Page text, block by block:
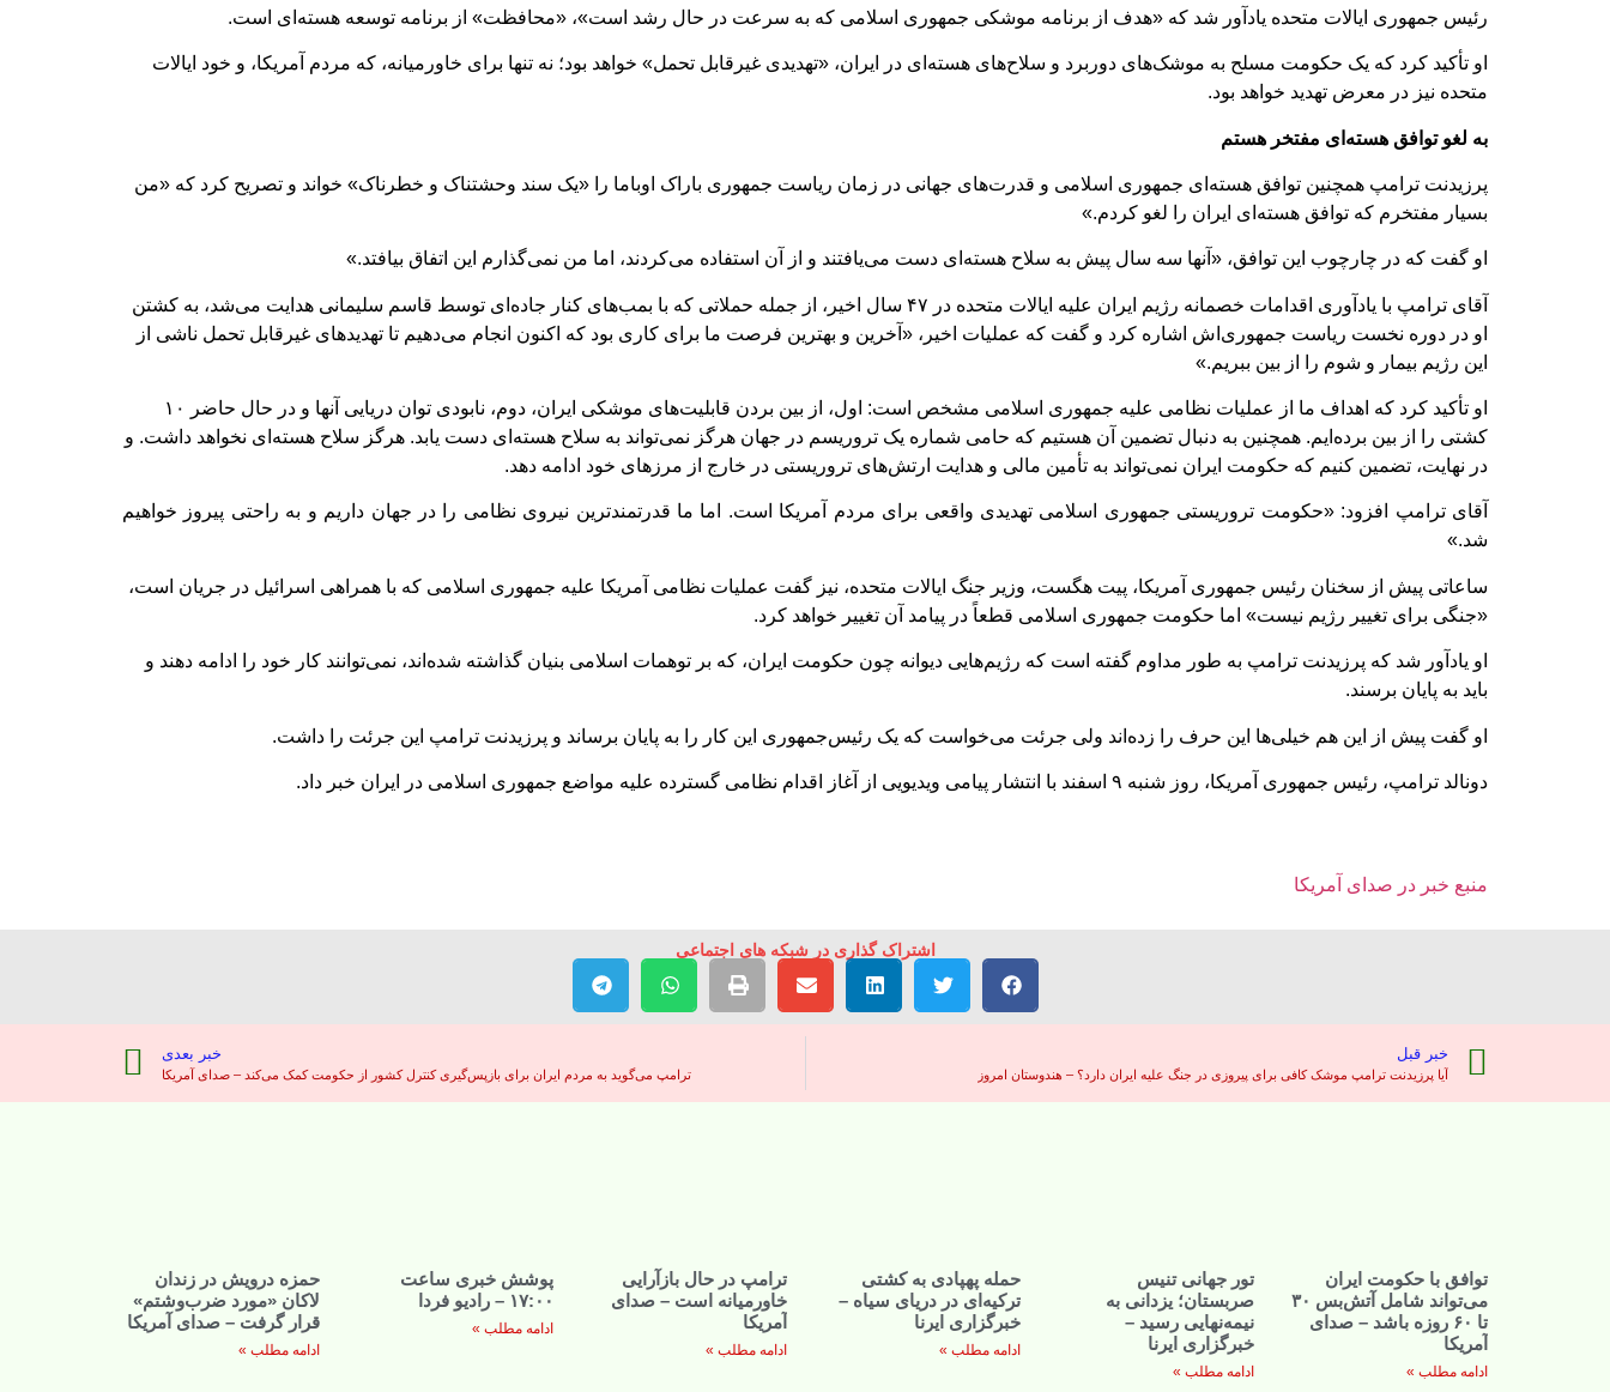
رئیس‌ جمهوری ایالات متحده یادآور شد که «هدف از برنامه موشکی جمهوری اسلامی که به سرعت در حال رشد است»، «محافظت» از برنامه توسعه هسته‌ای است.
او تأکید کرد که یک حکومت مسلح به موشک‌های دوربرد و سلاح‌های هسته‌ای در ایران، «تهدیدی غیرقابل تحمل» خواهد بود؛ نه تنها برای خاورمیانه، که مردم آمریکا، و خود ایالات
متحده نیز در معرض تهدید خواهد بود.
به لغو توافق هسته‌ای مفتخر هستم
پرزیدنت ترامپ همچنین توافق هسته‌ای جمهوری اسلامی و قدرت‌های جهانی در زمان ریاست جمهوری باراک اوباما را «یک سند وحشتناک و خطرناک» خواند و تصریح کرد که «من
بسیار مفتخرم که توافق هسته‌ای ایران را لغو کردم.»
او گفت که در چارچوب این توافق، «آنها سه سال پیش به سلاح هسته‌ای دست می‌یافتند و از آن استفاده می‌کردند، اما من نمی‌گذارم این اتفاق بیافتد.»
آقای ترامپ با یادآوری اقدامات خصمانه رژیم ایران علیه ایالات متحده در ۴۷ سال اخیر، از جمله حملاتی که با بمب‌های کنار جاده‌ای توسط قاسم سلیمانی هدایت می‌شد، به کشتن
او در دوره نخست ریاست جمهوری‌اش اشاره کرد و گفت که عملیات اخیر، «آخرین و بهترین فرصت ما برای کاری بود که اکنون انجام می‌دهیم تا تهدیدهای غیرقابل تحمل ناشی از
این رژیم بیمار و شوم را از بین ببریم.»
او تأکید کرد که اهداف ما از عملیات نظامی علیه جمهوری اسلامی مشخص است: اول، از بین بردن قابلیت‌های موشکی ایران، دوم، نابودی توان دریایی آنها و در حال حاضر ۱۰
کشتی را از بین برده‌ایم. همچنین به دنبال تضمین آن هستیم که حامی شماره یک تروریسم در جهان هرگز نمی‌تواند به سلاح هسته‌ای دست یابد. هرگز سلاح هسته‌ای نخواهد داشت. و
در نهایت، تضمین کنیم که حکومت ایران نمی‌تواند به تأمین مالی و هدایت ارتش‌های تروریستی در خارج از مرزهای خود ادامه دهد.
آقای ترامپ افزود: «حکومت تروریستی جمهوری اسلامی تهدیدی واقعی برای مردم آمریکا است. اما ما قدرتمندترین نیروی نظامی را در جهان داریم و به راحتی پیروز خواهیم
شد.»
ساعاتی پیش از سخنان رئیس جمهوری آمریکا، پیت هگست، وزیر جنگ ایالات متحده، نیز گفت عملیات نظامی آمریکا علیه جمهوری اسلامی که با همراهی اسرائیل در جریان است،
«جنگی برای تغییر رژیم نیست» اما حکومت جمهوری اسلامی قطعاً در پیامد آن تغییر خواهد کرد.
او یادآور شد که پرزیدنت ترامپ به طور مداوم گفته است که رژیم‌هایی دیوانه چون حکومت ایران، که بر توهمات اسلامی بنیان گذاشته شده‌اند، نمی‌توانند کار خود را ادامه دهند و
باید به پایان برسند.
او گفت پیش از این هم خیلی‌ها این حرف را زده‌اند ولی جرئت می‌خواست که یک رئیس‌جمهوری این کار را به پایان برساند و پرزیدنت ترامپ این جرئت را داشت.
دونالد ترامپ، رئیس جمهوری آمریکا، روز شنبه ۹ اسفند با انتشار پیامی ویدیویی از آغاز اقدام نظامی گسترده علیه مواضع جمهوری اسلامی در ایران خبر داد.
منبع خبر در صدای آمریکا
اشتراک گذاری در شبکه های اجتماعی
خبر قبل
آیا پرزیدنت ترامپ موشک کافی برای پیروزی در جنگ علیه ایران دارد؟ – هندوستان امروز
خبر بعدی
ترامپ می‌گوید به مردم ایران برای بازپس‌گیری کنترل کشور از حکومت کمک می‌کند – صدای آمریکا
توافق با حکومت ایران
می‌تواند شامل آتش‌بس ۳۰
تا ۶۰ روزه باشد – صدای
آمریکا
ادامه مطلب »
تور جهانی تنیس
صربستان؛ یزدانی به
نیمه‌نهایی رسید –
خبرگزاری ایرنا
ادامه مطلب »
حمله پهپادی به کشتی
ترکیه‌ای در دریای سیاه –
خبرگزاری ایرنا
ادامه مطلب »
ترامپ در حال بازآرایی
خاورمیانه است – صدای
آمریکا
ادامه مطلب »
پوشش خبری ساعت
۱۷:۰۰ – رادیو فردا
ادامه مطلب »
حمزه درویش در زندان
لاکان «مورد ضرب‌وشتم»
قرار گرفت – صدای آمریکا
ادامه مطلب »